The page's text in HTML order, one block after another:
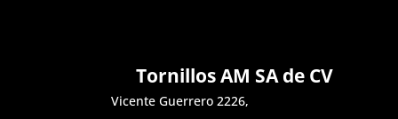
Tornillos AM SA de CV
Vicente Guerrero 2226,